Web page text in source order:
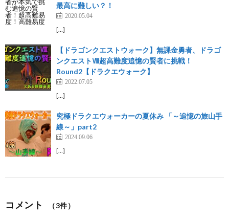
最高に難しい？！
2020.05.04
[…]
【ドラゴンクエストウォーク】無課金勇者、ドラゴ
ンクエストⅧ超高難度追憶の賢者に挑戦！
Round2【ドラクエウォーク】
2022.07.05
[…]
究極ドラクエウォーカーの夏休み 「～追憶の旅山手
線～」part2
2024.09.06
[…]
コメント （3件）